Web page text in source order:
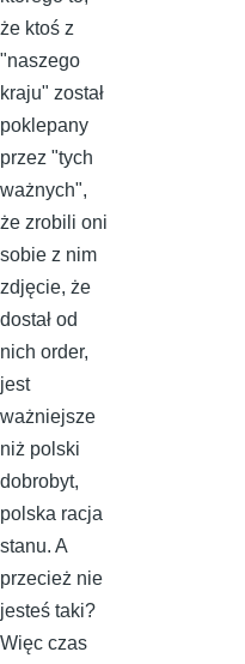
że ktoś z
"naszego
kraju" został
poklepany
przez "tych
ważnych",
że zrobili oni
sobie z nim
zdjęcie, że
dostał od
nich order,
jest
ważniejsze
niż polski
dobrobyt,
polska racja
stanu. A
przecież nie
jesteś taki?
Więc czas